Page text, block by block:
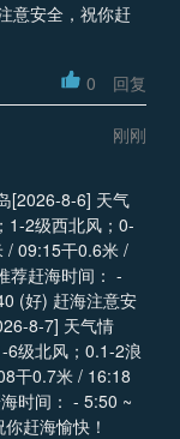
意安全，祝你赶
0 回复
刚刚
[2026-8-6] 天气
1-2级西北风；0-
/ 09:15干0.6米 /
荐赶海时间： -
(好) 赶海注意安
6级北风；0.1-2浪
干0.7米 / 16:18
时间： - 5:50 ~
赶海愉快！